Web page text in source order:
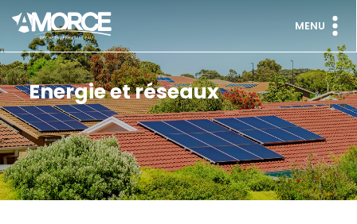
MENU
Energie et réseaux